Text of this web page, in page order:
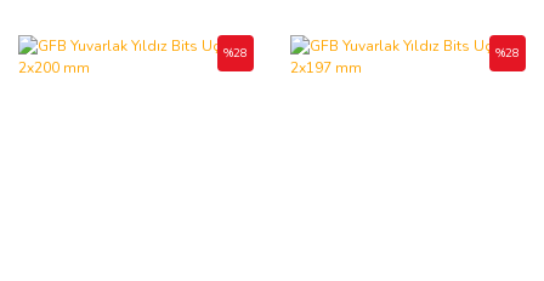
%28 %28